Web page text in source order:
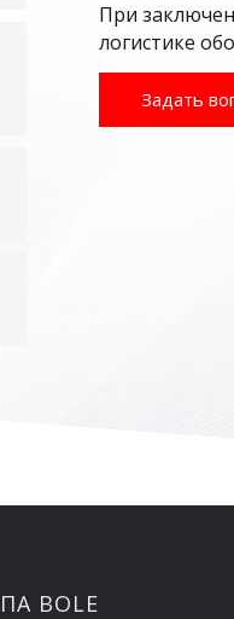
При
логистике
Задать
BOLE